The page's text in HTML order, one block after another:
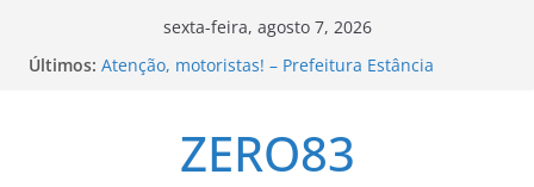
sexta-feira, agosto 7, 2026
Últimos: Atenção, motoristas! – Prefeitura Estância
chamada internacional Fapesp–NRF – IFSP
Fundação Campeões do Amanhã amplia
ZERO83